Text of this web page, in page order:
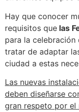
Hay que conocer
requisitos que las
para la
tratar de adaptar
ciudad a estas
Las nuevas
deben diseñarse
gran respeto por el